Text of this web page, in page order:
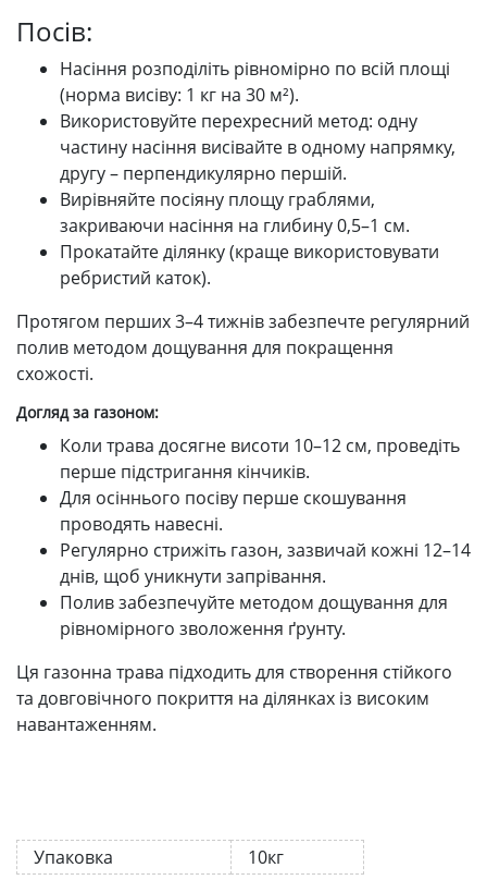
Посів:
Насіння розподіліть рівномірно по всій площі
(норма висіву: 1 кг на 30 м²).
Використовуйте перехресний метод: одну
частину насіння висівайте в одному напрямку,
другу – перпендикулярно першій.
Вирівняйте посіяну площу граблями,
закриваючи насіння на глибину 0,5–1 см.
Прокатайте ділянку (краще використовувати
ребристий каток).
Протягом перших 3–4 тижнів забезпечте регулярний
полив методом дощування для покращення
схожості.
Догляд за газоном:
Коли трава досягне висоти 10–12 см, проведіть
перше підстригання кінчиків.
Для осіннього посіву перше скошування
проводять навесні.
Регулярно стрижіть газон, зазвичай кожні 12–14
днів, щоб уникнути запрівання.
Полив забезпечуйте методом дощування для
рівномірного зволоження ґрунту.
Ця газонна трава підходить для створення стійкого
та довговічного покриття на ділянках із високим
навантаженням.
Упаковка 10кг